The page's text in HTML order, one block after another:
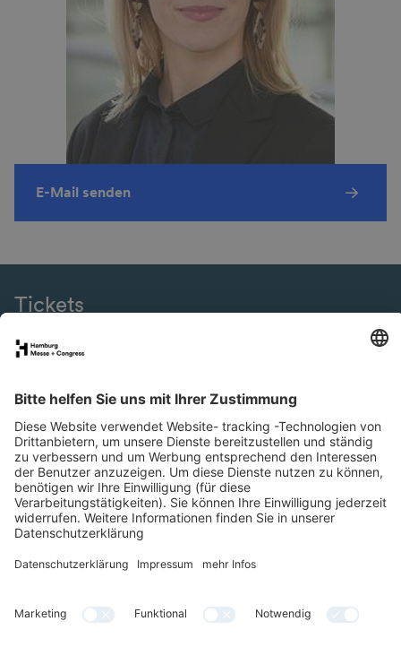
E-Mail senden
Tickets
eNews
Presse
Special Areas
Newsletter
LinkedIn
YouTube
Facebook